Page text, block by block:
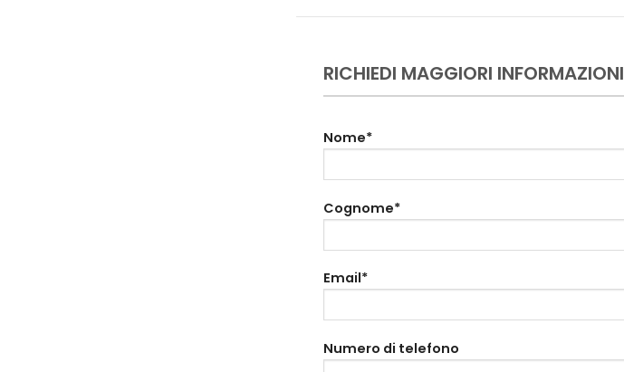
RICHIEDI MAGGIORI INFORMAZIONI
Nome*
Cognome*
Email*
Numero di telefono